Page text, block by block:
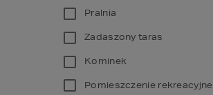
Pralnia
Zadaszony taras
Kominek
Pomieszczenie rekreacyjne